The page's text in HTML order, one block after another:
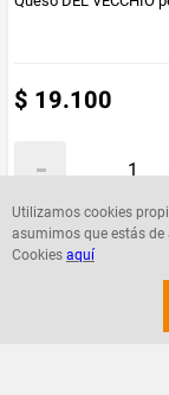
Utilizamos cookies
asumimos que estás
Cookies aquí
$ 19.100